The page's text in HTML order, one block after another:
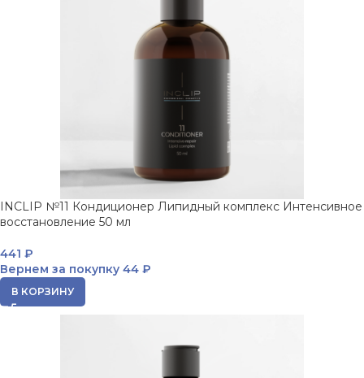
INCLIP №11 Кондиционер Липидный комплекс Интенсивное
восстановление 50 мл
441 ₽
Вернем за покупку 44 ₽
В КОРЗИНУ